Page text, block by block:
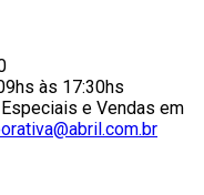
às 17:30hs
e Vendas em